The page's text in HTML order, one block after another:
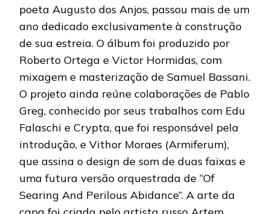
poeta Augusto dos Anjos, passou mais de um
ano dedicado exclusivamente à construção
de sua estreia. O álbum foi produzido por
Roberto Ortega e Victor Hormidas, com
mixagem e masterização de Samuel Bassani.
O projeto ainda reúne colaborações de Pablo
Greg, conhecido por seus trabalhos com Edu
Falaschi e Crypta, que foi responsável pela
introdução, e Vithor Moraes (Armiferum),
que assina o design de som de duas faixas e
uma futura versão orquestrada de “Of
Searing And Perilous Abidance”. A arte da